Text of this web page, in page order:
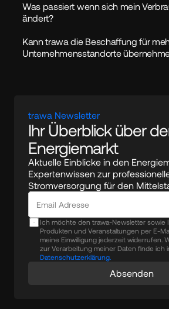
Was passiert wenn sich mein
ändert?
Kann trawa die Beschaffung für
Unternehmensstandorte
trawa Newsletter
Ihr Überblick über
Energiemarkt
Aktuelle Einblicke in den
Expertenwissen zur
Stromversorgung für den
Ich möchte den trawa-Newsletter sowie
Produkten und Veranstaltungen per E-
meine Einwilligung jederzeit widerrufen.
zur Verarbeitung meiner Daten finde ich
Datenschutzerklärung.
Absenden